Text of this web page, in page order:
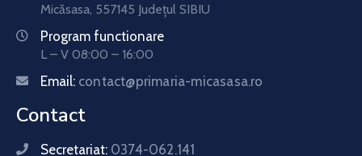
Micăsasa, 557145 Județul SIBIU
Program functionare
L – V 08:00 – 16:00
Email: contact@primaria-micasasa.ro
Contact
Secretariat: 0374-062.141